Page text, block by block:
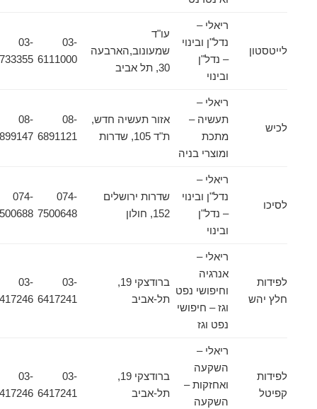
לייטסטון
ריאלי –
נדל"ן ובינוי
– נדל"ן
ובינוי
שמעונוב,הארבעה
6111000
6733355
לכיש
ריאלי –
תעשיה –
מתכת
ומוצרי בניה
אזור תעשיה חדש,
08-
6891121
6899147
לסיכו
ריאלי –
נדל"ן ובינוי
– נדל"ן
ובינוי
שדרות ירושלים
074-
7500648
074-
7500688
לפידות
חלץ יהש
ריאלי –
אנרגיה
וחיפושי נפט
וגז – חיפושי
נפט וגז
ברודצקי 19,
תל-אביב
6417241
6417246
לפידות
קפיטל
ריאלי –
השקעה
ואחזקות –
השקעה
ברודצקי 19,
תל-אביב
6417241
6417246